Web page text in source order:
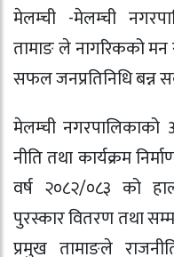
मेलम्ची -मेलम्ची
तामाङले नागरिकको मन
सफल जनप्रतिनिधि बन्न
मेलम्ची
नीति तथा कार्यक्रम
वर्ष २०८२/०८३ को
पुरस्कार वितरण तथा
प्रमुख तामाङले